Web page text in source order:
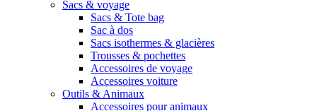
Sacs & voyage
Sacs & Tote bag
Sac à dos
Sacs isothermes & glacières
Trousses & pochettes
Accessoires de voyage
Accessoires voiture
Outils & Animaux
Accessoires pour animaux